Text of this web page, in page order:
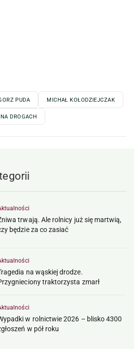
PUDA MICHAŁ KOŁODZIEJCZAK
DROGACH
trwają. Ale rolnicy już się martwią,
będzie za co zasiać
na wąskiej drodze.
traktorzysta zmarł
w rolnictwie 2026 – blisko 4300
w pół roku